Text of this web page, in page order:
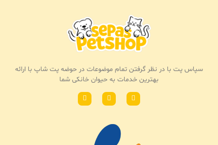
سپاس پت با در نظر گرفتن تمام موضوعات در حوضه پت شاپ با ارائه
بهترین خدمات به حیوان خانکی شما